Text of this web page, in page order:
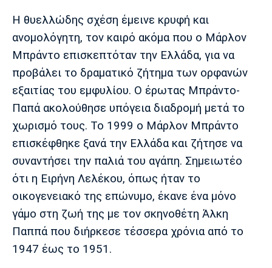
Μάντσεστερ
Γιουνάιτεντ
Τσέλσι Άρσεναλ
Λίβερπουλ
Μάντσεστερ
Σίτι
Γιουβέντους
Ίντερ Μίλαν Μπάγερν
Η θυελλώδης σχέση έμεινε κρυφή και
ανομολόγητη, τον καιρό ακόμα που ο Μάρλον
Μπράντο επισκεπτόταν την Ελλάδα, για να
προβάλει το δραματικό ζήτημα των ορφανών
εξαιτίας του εμφυλίου. Ο έρωτας Μπράντο-
Παπά ακολούθησε υπόγεια διαδρομή μετά το
χωρισμό τους. Το 1999 ο Μάρλον Μπράντο
επισκέφθηκε ξανά την Ελλάδα και ζήτησε να
συναντήσει την παλιά του αγάπη. Σημειωτέο
ότι η Ειρήνη Λελέκου, όπως ήταν το
οικογενειακό της επώνυμο, έκανε ένα μόνο
γάμο στη ζωή της με τον σκηνοθέτη Άλκη
Παππά που διήρκεσε τέσσερα χρόνια από το
1947 έως το 1951.